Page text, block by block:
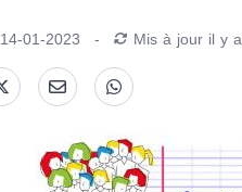
14-01-2023 - Mis à jour il y